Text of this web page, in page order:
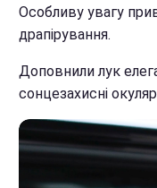
Особливу увагу
драпірування.
Доповнили лук
сонцезахисні